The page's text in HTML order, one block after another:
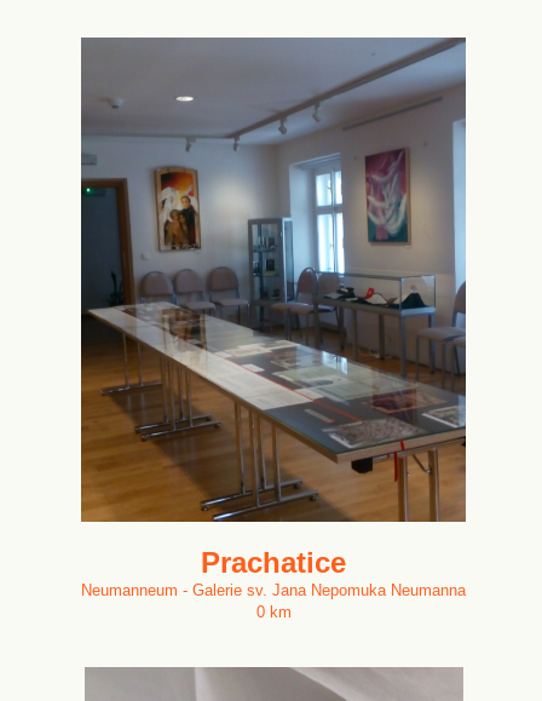
Prachatice
Neumanneum - Galerie sv. Jana Nepomuka Neumanna
0 km